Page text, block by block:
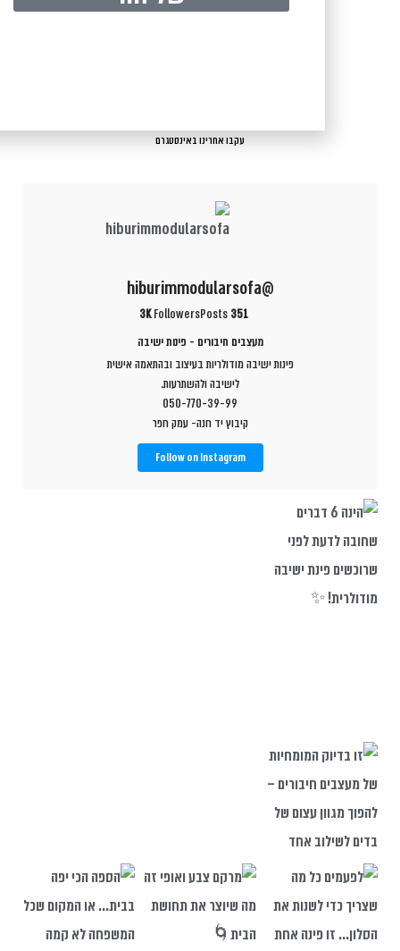
עקבו אחרינו באינסטגרם
@hiburimmodularsofa
351
Posts
3KFollowers
מעצבים חיבורים - פינות ישיבה
פינות ישיבה מודולריות בעיצוב ובהתאמה אישית
לישיבה ולהשתרעות.
050-770-39-99
קיבוץ יד חנה- עמק חפר
Follow on Instagram